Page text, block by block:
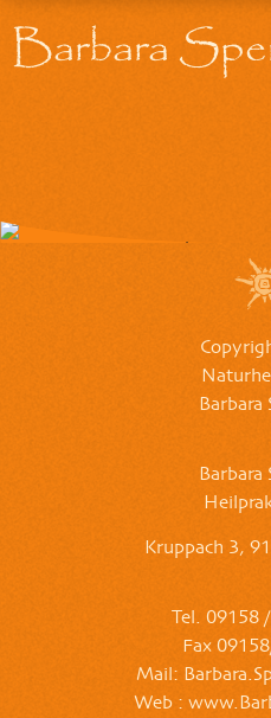
Barbara
Barbara
Barbara
Kruppach 3,
Tel. 09158
Fax
Mail:
Web :